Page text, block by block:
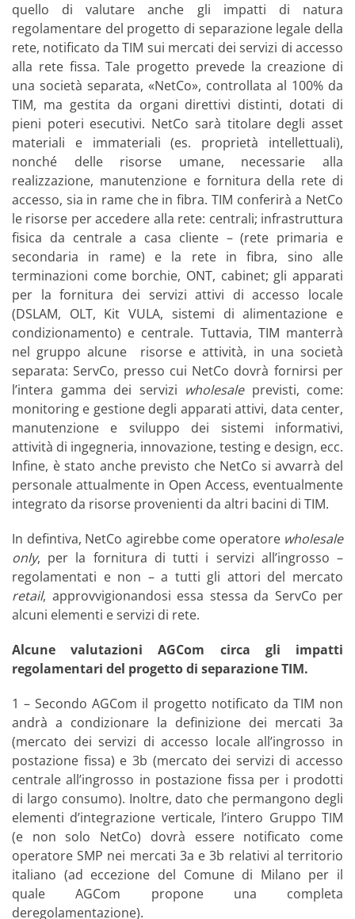
quello di valutare anche gli impatti di natura
regolamentare del progetto di separazione legale della
rete, notificato da TIM sui mercati dei servizi di accesso
alla rete fissa. Tale progetto prevede la creazione di
una società separata, «NetCo», controllata al 100% da
TIM, ma gestita da organi direttivi distinti, dotati di
pieni poteri esecutivi. NetCo sarà titolare degli asset
materiali e immateriali (es. proprietà intellettuali),
nonché delle risorse umane, necessarie alla
realizzazione, manutenzione e fornitura della rete di
accesso, sia in rame che in fibra. TIM conferirà a NetCo
le risorse per accedere alla rete: centrali; infrastruttura
fisica da centrale a casa cliente – (rete primaria e
secondaria in rame) e la rete in fibra, sino alle
terminazioni come borchie, ONT, cabinet; gli apparati
per la fornitura dei servizi attivi di accesso locale
(DSLAM, OLT, Kit VULA, sistemi di alimentazione e
condizionamento) e centrale. Tuttavia, TIM manterrà
nel gruppo alcune risorse e attività, in una società
separata: ServCo, presso cui NetCo dovrà fornirsi per
l’intera gamma dei servizi wholesale previsti, come:
monitoring e gestione degli apparati attivi, data center,
manutenzione e sviluppo dei sistemi informativi,
attività di ingegneria, innovazione, testing e design, ecc.
Infine, è stato anche previsto che NetCo si avvarrà del
personale attualmente in Open Access, eventualmente
integrato da risorse provenienti da altri bacini di TIM.
In defintiva, NetCo agirebbe come operatore wholesale
only, per la fornitura di tutti i servizi all’ingrosso –
regolamentati e non – a tutti gli attori del mercato
retail, approvvigionandosi essa stessa da ServCo per
alcuni elementi e servizi di rete.
Alcune valutazioni AGCom circa gli impatti
regolamentari del progetto di separazione TIM.
1 – Secondo AGCom il progetto notificato da TIM non
andrà a condizionare la definizione dei mercati 3a
(mercato dei servizi di accesso locale all’ingrosso in
postazione fissa) e 3b (mercato dei servizi di accesso
centrale all’ingrosso in postazione fissa per i prodotti
di largo consumo). Inoltre, dato che permangono degli
elementi d’integrazione verticale, l’intero Gruppo TIM
(e non solo NetCo) dovrà essere notificato come
operatore SMP nei mercati 3a e 3b relativi al territorio
italiano (ad eccezione del Comune di Milano per il
quale AGCom propone una completa
deregolamentazione).